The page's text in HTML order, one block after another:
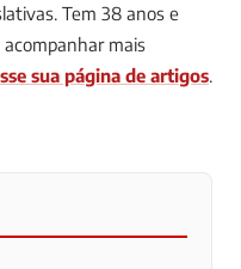
Tem 38 anos e
acompanhar mais
sua página de artigos.